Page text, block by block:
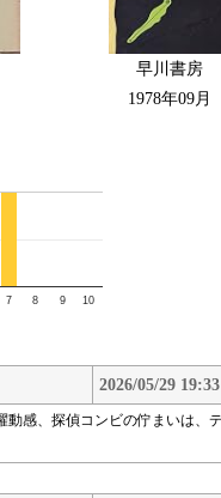
早川書房
1978年09月
7 8 9 10
2026/05/29 19:33
感、探偵コンビの佇まいは、